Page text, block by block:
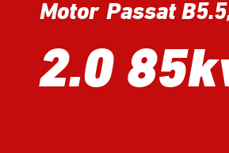
Motor Passat
2.0